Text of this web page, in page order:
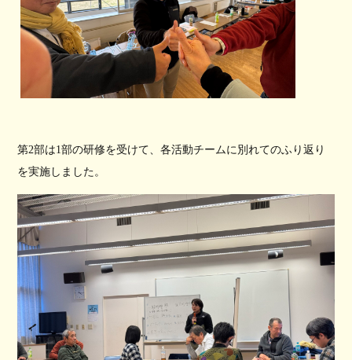
第2部は1部の研修を受けて、各活動チームに別れてのふり返り
を実施しました。